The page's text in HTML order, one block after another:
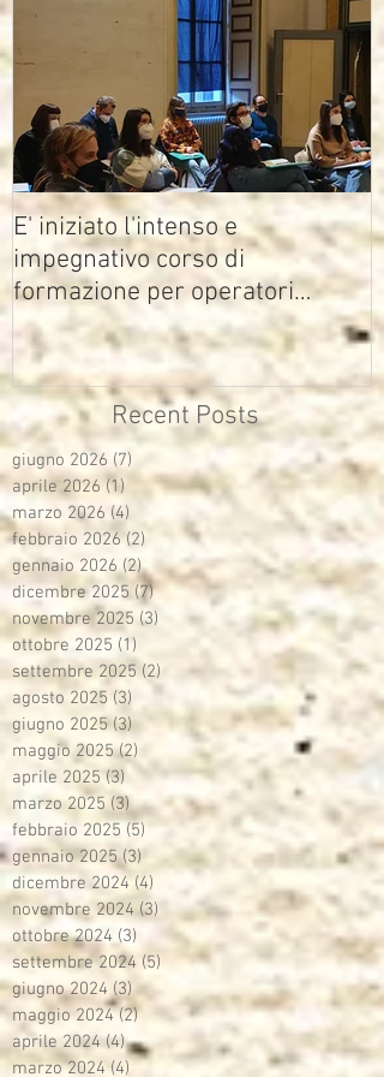
E' iniziato l'intenso e
impegnativo corso di
formazione per operatori
multimediali Avisco
Recent Posts
giugno 2026 (7)
aprile 2026 (1) 1 post
marzo 2026 (4)
febbraio 2026 (2) 2 post
gennaio 2026 (2)2 post
dicembre 2025 (7)7 post
novembre 2025 (3) 3 post
ottobre 2025 (1)
settembre 2025 (2) 2 post
agosto 2025 (3) 3 post
giugno 2025 (3)3 post
maggio 2025 (2)
aprile 2025 (3) 3 post
marzo 2025 (3)3 post
febbraio 2025 (5)5 post
gennaio 2025 (3) 3 post
dicembre 2024 (4)
novembre 2024 (3) 3 post
ottobre 2024 (3) 3 post
settembre 2024 (5) 5 post
giugno 2024 (3) 3 post
maggio 2024 (2)2 post
aprile 2024 (4)4 post
marzo 2024 (4) 4 post